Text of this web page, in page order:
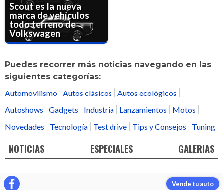
Scout es la nueva
marca de vehículos
todo terreno de
Volkswagen
Puedes recorrer más noticias navegando en las
siguientes categorías:
Automovilismo Autos clásicos
Autos ecológicos
Autoshows
Gadgets Industria Lanzamientos
Motos
Novedades
Tecnología Test drive Tips y Consejos Tuning
NOTICIAS ESPECIALES GALERIAS
Vende tu auto